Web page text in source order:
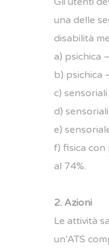
una delle
disabilità
a) psichica
b) psichica
c) sensoriali
d)
e)
f) fisica
al 74%.
2. Azioni
Le attività
un’ATS